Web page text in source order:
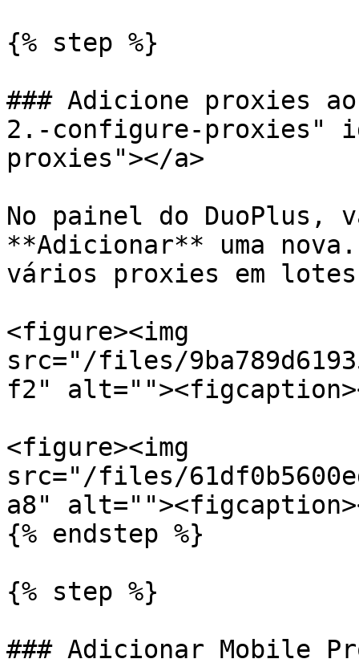
{% step %}
### Adicione proxies
2.-configure-proxies"
proxies"></a>
No painel do DuoPlus,
**Adicionar** uma
vários proxies em
<figure><img
src="/files/
f2"
<figure><img
src="/files/
a8"
{% endstep %}
{% step %}
### Adicionar Mobile